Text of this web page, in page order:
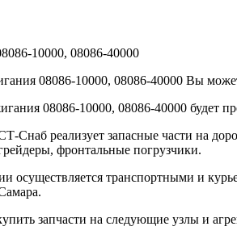
10000, 08086-40000
08086-10000, 08086-40000 Вы
08086-10000, 08086-40000 будет
реализует запасные части на
фронтальные погрузчики.
осуществляется транспортными и
запчасти на следующие узлы и